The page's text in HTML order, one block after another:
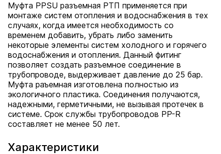
Характеристики
Муфта PPSU разъемная РТП применяется при
монтаже систем отопления и водоснабжения в тех
случаях, когда имеется необходимость со
временем добавить, убрать либо заменить
некоторые элементы систем холодного и горячего
водоснабжения и отопления. Данный фитинг
позволяет создать разъемное соединение в
трубопроводе, выдерживает давление до 25 бар.
Муфта раъемная изготовлена полностью из
экологичного пластика. Соединения получаются,
надежными, герметичными, не вызывая протечек в
системе. Срок службы трубопроводов PP-R
составляет не менее 50 лет.